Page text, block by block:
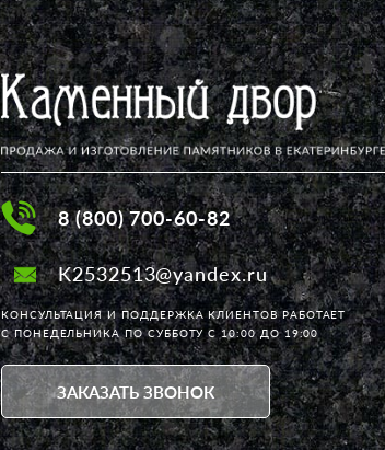
8 (800) 700-60-82
K2532513@yandex.ru
КОНСУЛЬТАЦИЯ И ПОДДЕРЖКА КЛИЕНТОВ РАБОТАЕТ
С ПОНЕДЕЛЬНИКА ПО СУББОТУ С 10:00 ДО 19:00
ЗАКАЗАТЬ ЗВОНОК